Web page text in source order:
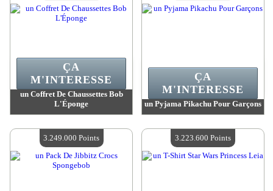
un Coffret De Chaussettes Bob
L'Éponge
Quantité Disponible :4
ÇA
M'INTERESSE
un Pyjama Pikachu Pour Garçons
Quantité Disponible :4
ÇA
M'INTERESSE
3.249.000 Points 3.223.600 Points